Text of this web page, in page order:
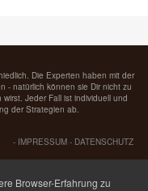
Die Experten haben mit der
- natürlich können sie Dir nicht zu
Jeder Fall ist individuell und
der Strategien ab.
- IMPRESSUM - DATENSCHUTZ
Browser-Erfahrung zu